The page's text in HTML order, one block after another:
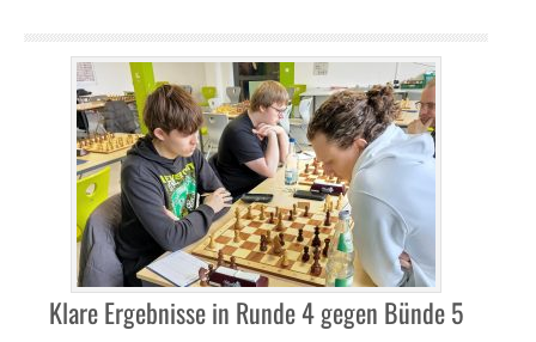
Klare Ergebnisse in Runde 4 gegen Bünde 5